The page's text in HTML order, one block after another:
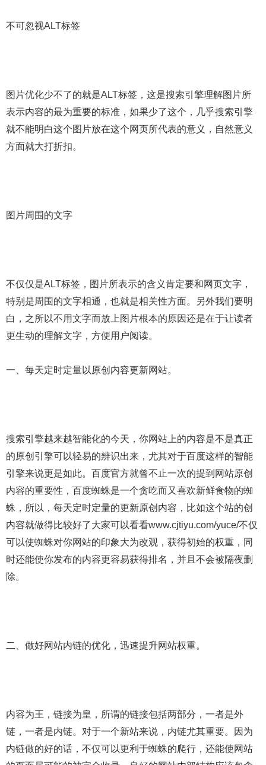
不可忽视ALT标签
图片优化少不了的就是ALT标签，这是搜索引擎理解图片所
表示内容的最为重要的标准，如果少了这个，几乎搜索引擎
就不能明白这个图片放在这个网页所代表的意义，自然意义
方面就大打折扣。
图片周围的文字
不仅仅是ALT标签，图片所表示的含义肯定要和网页文字，
特别是周围的文字相通，也就是相关性方面。另外我们要明
白，之所以不用文字而放上图片根本的原因还是在于让读者
更生动的理解文字，方便用户阅读。
一、每天定时定量以原创内容更新网站。
搜索引擎越来越智能化的今天，你网站上的内容是不是真正
的原创引擎可以轻易的辨识出来，尤其对于百度这样的智能
引擎来说更是如此。百度官方就曾不止一次的提到网站原创
内容的重要性，百度蜘蛛是一个贪吃而又喜欢新鲜食物的蜘
蛛，所以，每天定时定量的更新原创内容，比如这个站的创
内容就做得比较好了大家可以看看www.cjtiyu.com/yuce/不仅
可以使蜘蛛对你网站的印象大为改观，获得初始的权重，同
时还能使你发布的内容更容易获得排名，并且不会被隔夜删
除。
二、做好网站内链的优化，迅速提升网站权重。
内容为王，链接为皇，所谓的链接包括两部分，一者是外
链，一者是内链。对于一个新站来说，内链尤其重要。因为
内链做的好的话，不仅可以更利于蜘蛛的爬行，还能使网站